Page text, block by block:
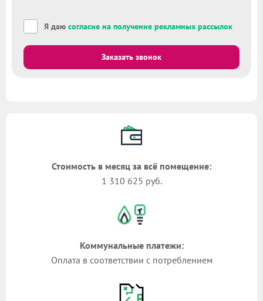
Я даю согласие на получение рекламных рассылок
Заказать звонок
Стоимость в месяц за всё помещение:
1 310 625 руб.
Коммунальные платежи:
Оплата в соответствии с потреблением